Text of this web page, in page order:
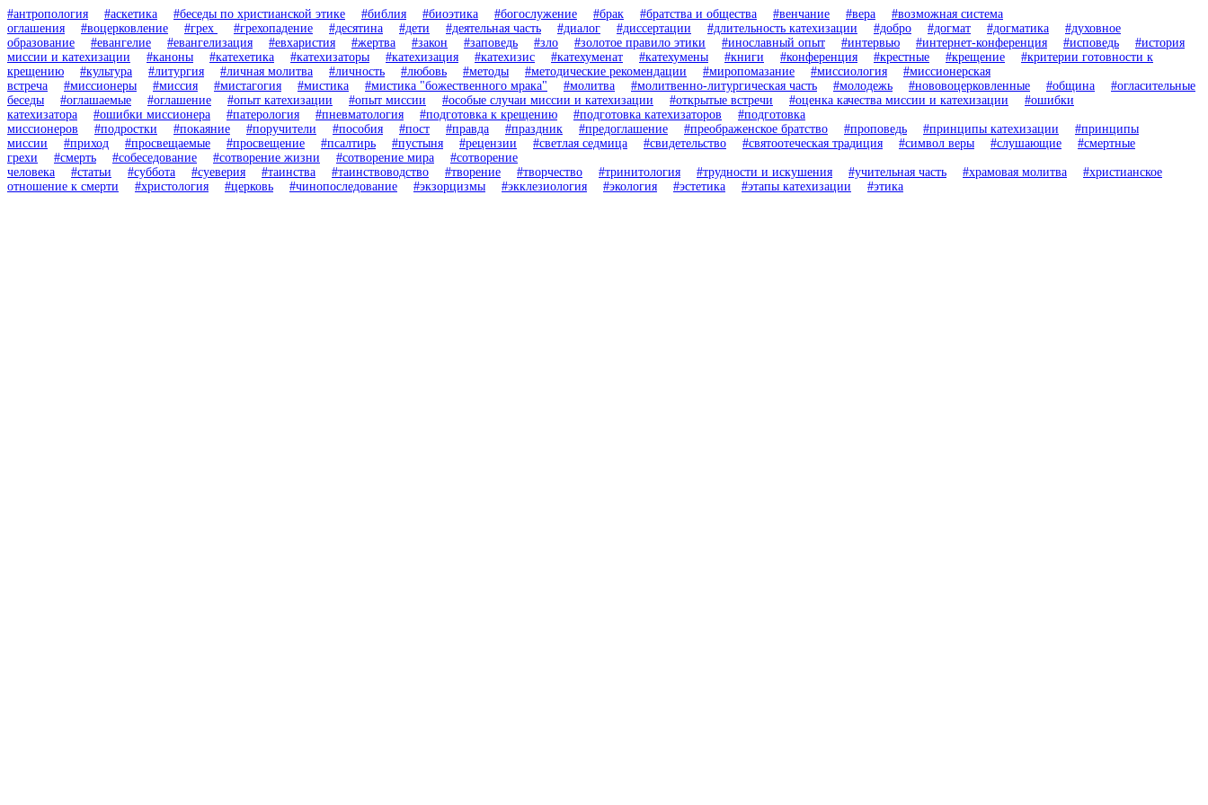
#антропология #аскетика #беседы по христианской этике #библия #биоэтика #богослужение #брак #братства и общества #венчание #вера
#возможная система
оглашения
#воцерковление #грех #грехопадение #десятина #дети #деятельная часть #диалог #диссертации #длительность катехизации #добро #догмат #догматика
#духовное
образование
#евангелие #евангелизация #евхаристия #жертва #закон #заповедь #зло #золотое правило этики #инославный опыт #интервью #интернет-конференция #исповедь
#история
миссии и катехизации
#каноны #катехетика #катехизаторы #катехизация #катехизис #катехуменат #катехумены #книги #конференция #крестные #крещение
#критерии готовности к
крещению
#культура #литургия #личная молитва #личность #любовь #методы #методические рекомендации #миропомазание #миссиология
#миссионерская
встреча
#миссионеры #миссия #мистагогия #мистика #мистика "божественного мрака" #молитва #молитвенно-литургическая часть #молодежь #нововоцерковленные #община
#огласительные
беседы
#оглашаемые #оглашение #опыт катехизации #опыт миссии #особые случаи миссии и катехизации #открытые встречи #оценка качества миссии и катехизации
#ошибки
катехизатора
#ошибки миссионера #патерология #пневматология #подготовка к крещению #подготовка катехизаторов
#подготовка
миссионеров
#подростки #покаяние #поручители #пособия #пост #правда #праздник #предоглашение #преображенское братство #проповедь #принципы катехизации
#принципы
миссии
#приход #просвещаемые #просвещение #псалтирь #пустыня #рецензии #светлая седмица #свидетельство #святоотеческая традиция #символ веры #слушающие
#смертные
грехи
#смерть #собеседование #сотворение жизни #сотворение мира
#сотворение
человека
#статьи #суббота #суеверия #таинства #таинствоводство #творение #творчество #тринитология #трудности и искушения #учительная часть #храмовая молитва
#христианское
отношение к смерти
#христология #церковь #чинопоследование #экзорцизмы #экклезиология #экология #эстетика #этапы катехизации #этика